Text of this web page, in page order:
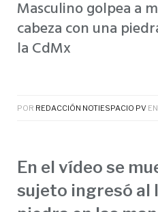
Masculino golpea a
cabeza con una
la CdMx
POR REDACCIÓN NOTIESPACIO PV EN
En el vídeo se
sujeto ingresó al